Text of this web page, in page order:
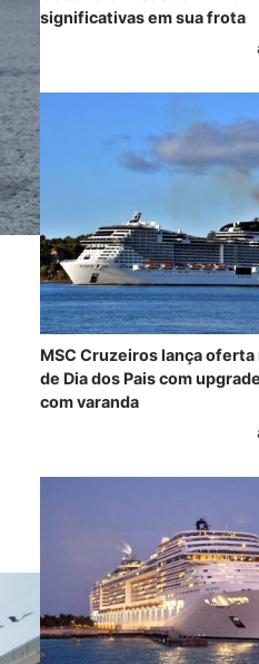
significativas em sua frota
MSC Cruzeiros lança
de Dia dos Pais com
com varanda